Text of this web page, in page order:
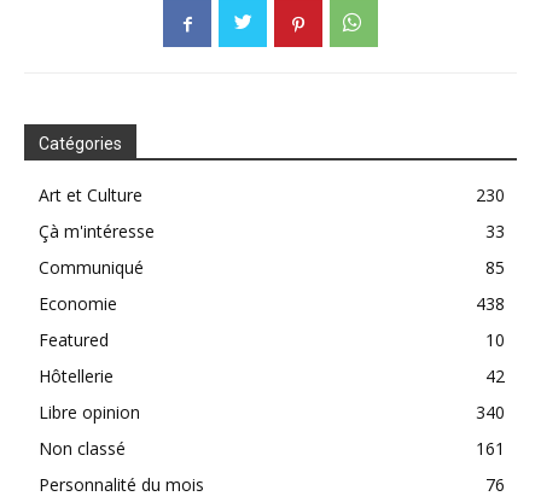
Catégories
Art et Culture
230
Çà m'intéresse
33
Communiqué
85
Economie
438
Featured
10
Hôtellerie
42
Libre opinion
340
Non classé
161
Personnalité du mois
76